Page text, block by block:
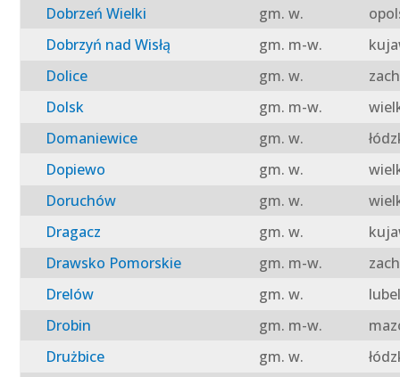
Dobrzeń Wielki
gm. w.
Dobrzyń nad Wisłą
gm. m-w.
Dolice
gm. w.
Dolsk
gm. m-w.
Domaniewice
gm. w.
Dopiewo
gm. w.
Doruchów
gm. w.
Dragacz
gm. w.
Drawsko Pomorskie
gm. m-w.
Drelów
gm. w.
Drobin
gm. m-w.
Drużbice
gm. w.